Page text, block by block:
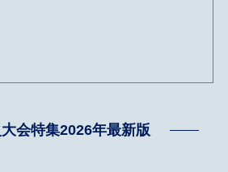
会特集2026年最新版